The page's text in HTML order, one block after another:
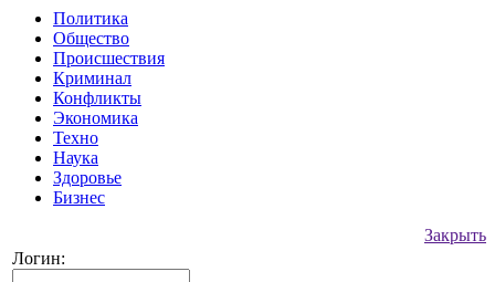
Политика
Общество
Происшествия
Криминал
Конфликты
Экономика
Техно
Наука
Здоровье
Бизнес
Закрыть
Логин: